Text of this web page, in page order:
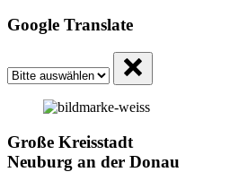
Google Translate
Große Kreisstadt
Neuburg an der Donau